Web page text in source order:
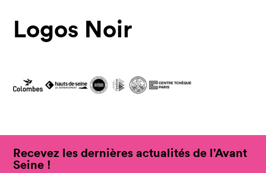
Logos Noir
Recevez les dernières actualités de l’Avant
Seine !